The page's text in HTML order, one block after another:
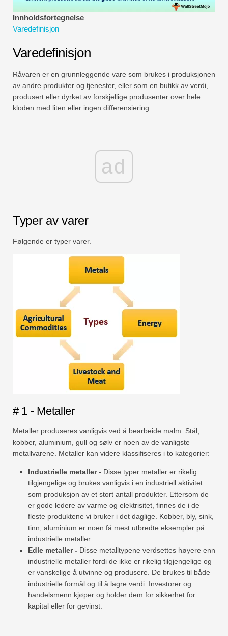
Fullstendig format
Risikostyringsveiledninger
Innholdsfortegnelse
Varedefinisjon
Varedefinisjon
Råvaren er en grunnleggende vare som brukes i produksjonen
av andre produkter og tjenester, eller som en butikk av verdi,
produsert eller dyrket av forskjellige produsenter over hele
kloden med liten eller ingen differensiering.
ad
Typer av varer
Følgende er typer varer.
# 1 - Metaller
Metaller produseres vanligvis ved å bearbeide malm. Stål,
kobber, aluminium, gull og sølv er noen av de vanligste
metallvarene. Metaller kan videre klassifiseres i to kategorier:
Industrielle metaller - Disse typer metaller er rikelig
tilgjengelige og brukes vanligvis i en industriell aktivitet
som produksjon av et stort antall produkter. Ettersom de
er gode ledere av varme og elektrisitet, finnes de i de
fleste produktene vi bruker i det daglige. Kobber, bly, sink,
tinn, aluminium er noen få mest utbredte eksempler på
industrielle metaller.
Edle metaller - Disse metalltypene verdsettes høyere enn
industrielle metaller fordi de ikke er rikelig tilgjengelige og
er vanskelige å utvinne og produsere. De brukes til både
industrielle formål og til å lagre verdi. Investorer og
handelsmenn kjøper og holder dem for sikkerhet for
kapital eller for gevinst.